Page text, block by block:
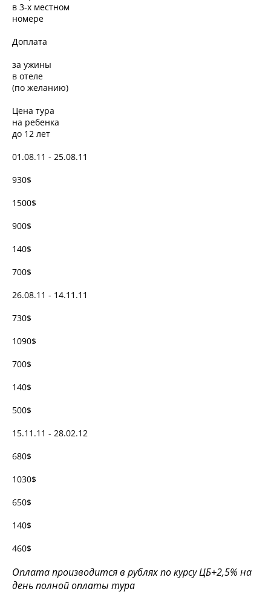
в 3-х местном
номере
Доплата
за ужины
в отеле
(по желанию)
Цена тура
на ребенка
до 12 лет
01.08.11 - 25.08.11
930$
1500$
900$
140$
700$
26.08.11 - 14.11.11
730$
1090$
700$
140$
500$
15.11.11 - 28.02.12
680$
1030$
650$
140$
460$
Оплата производится в рублях по курсу ЦБ+2,5% на
день полной оплаты тура